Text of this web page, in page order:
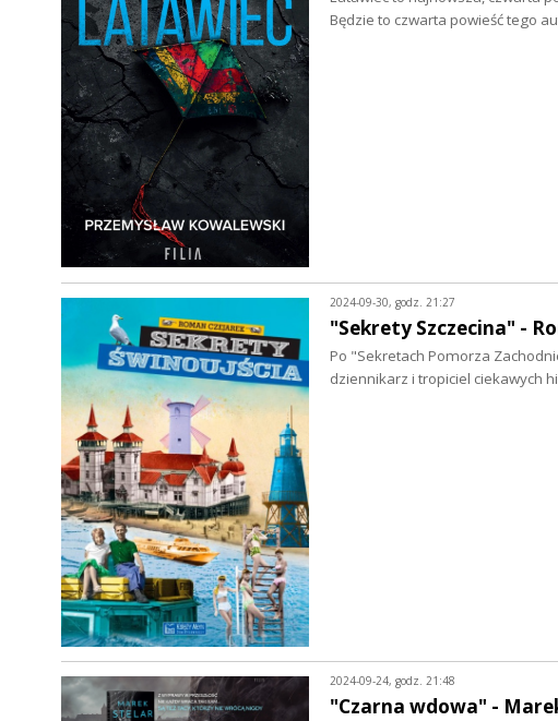
Będzie to czwarta powieść tego
2024-09-30, godz. 21:27
"Sekrety Szczecina" -
Po "Sekretach Pomorza
dziennikarz i tropiciel ciekawych
2024-09-24, godz. 21:48
"Czarna wdowa" -